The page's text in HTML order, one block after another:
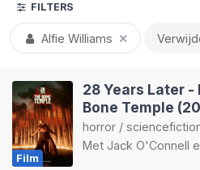
FILTERS
Alfie Williams ✕
Film
28 Years Later -
Bone Temple
horror /
Met Jack O'Connell